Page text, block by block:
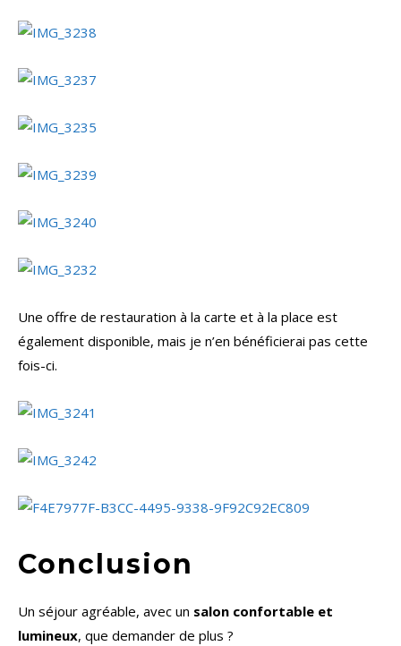
Une offre de restauration à la carte et à la place est
également disponible, mais je n’en bénéficierai pas cette
fois-ci.
Conclusion
Un séjour agréable, avec un salon confortable et
lumineux, que demander de plus ?